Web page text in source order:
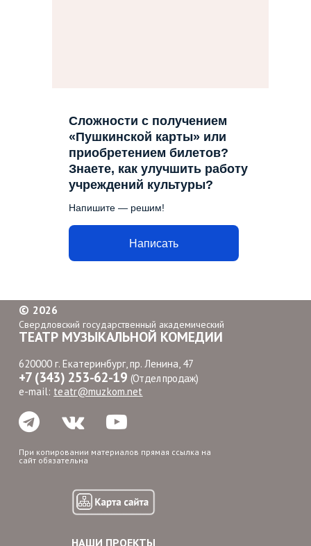
Сложности с получением
«Пушкинской карты» или
приобретением билетов?
Знаете, как улучшить работу
учреждений культуры?
Напишите — решим!
Написать
© 2026
Свердловский государственный академический
ТЕАТР МУЗЫКАЛЬНОЙ КОМЕДИИ
620000 г. Екатеринбург, пр. Ленина, 47
+7 (343) 253-62-19 (Отдел продаж)
e-mail: teatr@muzkom.net
При копировании материалов прямая ссылка на
сайт обязательна
НАШИ ПРОЕКТЫ